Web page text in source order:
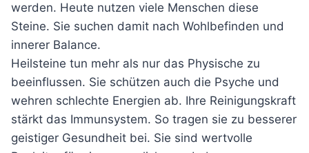
werden. Heute nutzen viele Menschen diese
Steine. Sie suchen damit nach Wohlbefinden und
innerer Balance.
Heilsteine tun mehr als nur das Physische zu
beeinflussen. Sie schützen auch die Psyche und
wehren schlechte Energien ab. Ihre Reinigungskraft
stärkt das Immunsystem. So tragen sie zu besserer
geistiger Gesundheit bei. Sie sind wertvolle